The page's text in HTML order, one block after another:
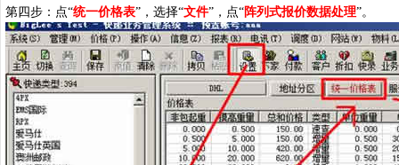
第四步：点“统一价格表”，选择“文件”，点“阵列式报价数据处理”。